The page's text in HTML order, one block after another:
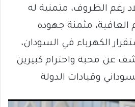
رغم الظروف، متمنية له
العافية، مثمنة جهوده
الكهرباء في السودان،
عن محبة واحترام كبيرين
وقيادات الدولة